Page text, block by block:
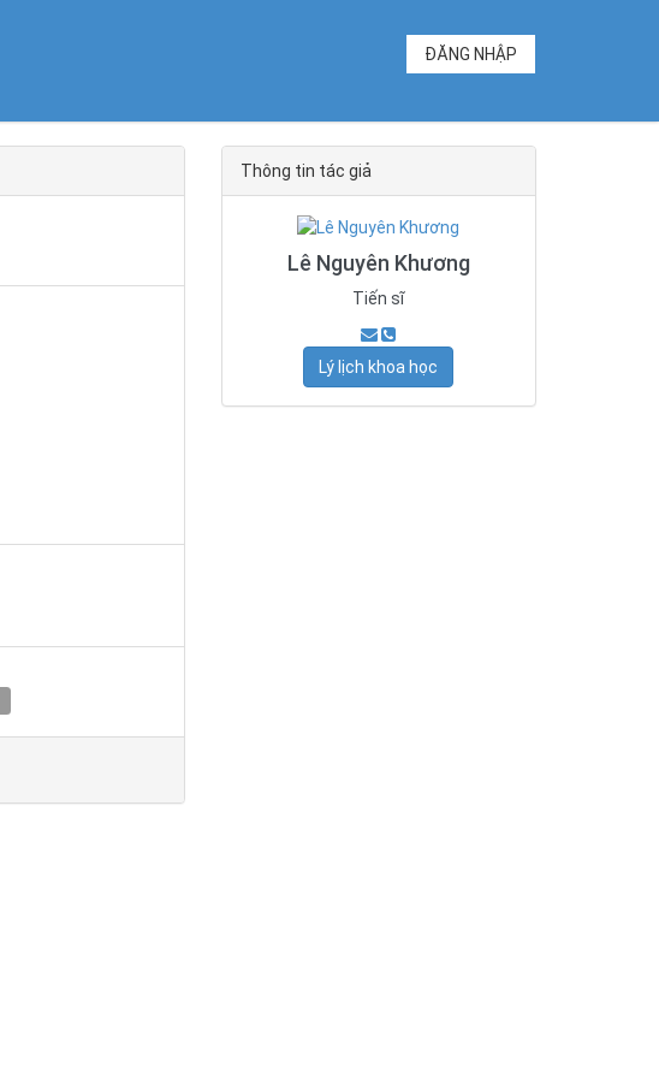
ĐĂNG NHẬP
Thông tin tác giả
Lê Nguyên Khương
Tiến sĩ
Lý lịch khoa học